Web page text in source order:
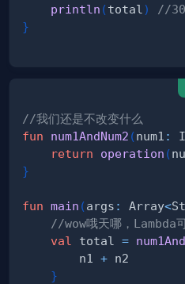
println (total )
//
}
//我们还是不改变什么
fun
num1AndNum2 (num1 :
return
operation (
}
fun main (args : Array<
//wow哦天哪，Lambda
val
total =
        n1
+
}